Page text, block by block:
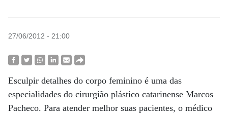
27/06/2012 - 21:00
Esculpir detalhes do corpo feminino é uma das
especialidades do cirurgião plástico catarinense Marcos
Pacheco. Para atender melhor suas pacientes, o médico